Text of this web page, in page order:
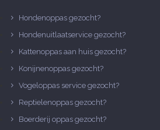
Hondenoppas gezocht?
Hondenuitlaatservice gezocht?
Kattenoppas aan huis gezocht?
Konijnenoppas gezocht?
Vogeloppas service gezocht?
Reptielenoppas gezocht?
Boerderij oppas gezocht?